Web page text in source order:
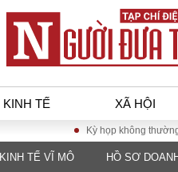
KINH TẾ XÃ HỘI
KINH TẾ
Kỳ họp không thường lệ thứ
KINH TẾ VĨ MÔ HỒ SƠ